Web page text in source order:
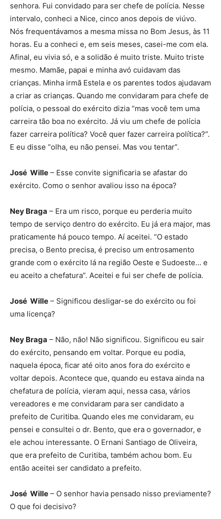
senhora. Fui convidado para ser chefe de polícia. Nesse
intervalo, conheci a Nice, cinco anos depois de viúvo.
Nós frequentávamos a mesma missa no Bom Jesus, às 11
horas. Eu a conheci e, em seis meses, casei-me com ela.
Afinal, eu vivia só, e a solidão é muito triste. Muito triste
mesmo. Mamãe, papai e minha avó cuidavam das
crianças. Minha irmã Estela e os parentes todos ajudavam
a criar as crianças. Quando me convidaram para chefe de
polícia, o pessoal do exército dizia “mas você tem uma
carreira tão boa no exército. Já viu um chefe de polícia
fazer carreira política? Você quer fazer carreira política?”.
E eu disse “olha, eu não pensei. Mas vou tentar”.
José Wille – Esse convite significaria se afastar do
exército. Como o senhor avaliou isso na época?
Ney Braga – Era um risco, porque eu perderia muito
tempo de serviço dentro do exército. Eu já era major, mas
praticamente há pouco tempo. Aí aceitei. “O estado
precisa, o Bento precisa, é preciso um entrosamento
grande com o exército lá na região Oeste e Sudoeste… e
eu aceito a chefatura”. Aceitei e fui ser chefe de polícia.
José Wille – Significou desligar-se do exército ou foi
uma licença?
Ney Braga – Não, não! Não significou. Significou eu sair
do exército, pensando em voltar. Porque eu podia,
naquela época, ficar até oito anos fora do exército e
voltar depois. Acontece que, quando eu estava ainda na
chefatura de polícia, vieram aqui, nessa casa, vários
vereadores e me convidaram para ser candidato a
prefeito de Curitiba. Quando eles me convidaram, eu
pensei e consultei o dr. Bento, que era o governador, e
ele achou interessante. O Ernani Santiago de Oliveira,
que era prefeito de Curitiba, também achou bom. Eu
então aceitei ser candidato a prefeito.
José Wille – O senhor havia pensado nisso previamente?
O que foi decisivo?